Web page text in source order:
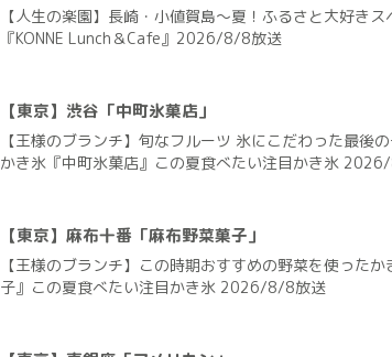
【人生の楽園】長崎・小値賀島～夏！ふるさと大好きス
『KONNE Lunch＆Cafe』2026/8/8放送
【東京】渋谷「中町氷菓店」
【王様のブランチ】旬なフルーツ 氷にこだわった最後
かき氷『中町氷菓店』この夏食べたい注目かき氷
【東京】麻布十番「麻布野菜菓子」
【王様のブランチ】この時期おすすめの野菜を使った
子』この夏食べたい注目かき氷 2026/8/8放送